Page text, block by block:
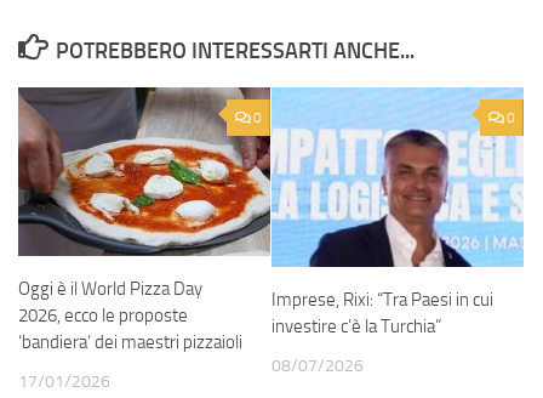
POTREBBERO INTERESSARTI ANCHE...
0
Oggi è il World Pizza Day
2026, ecco le proposte
‘bandiera’ dei maestri pizzaioli
17/01/2026
0
Imprese, Rixi: “Tra Paesi in cui
investire c’è la Turchia”
08/07/2026